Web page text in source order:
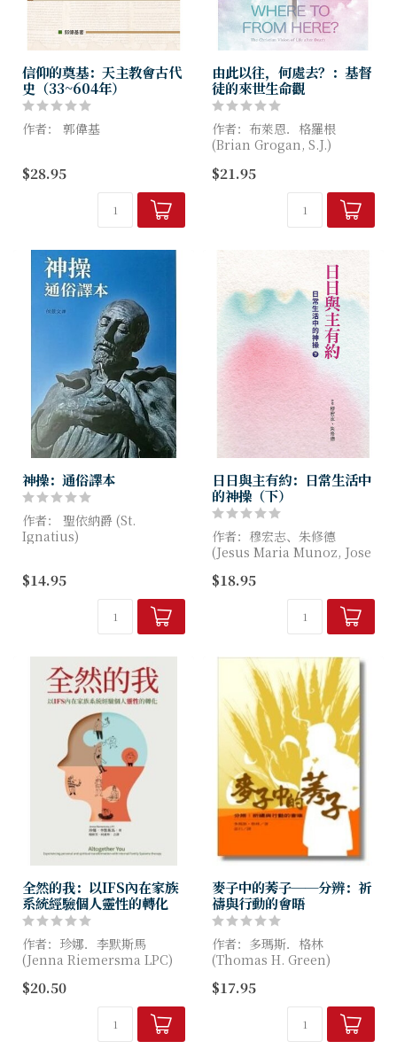
信仰的奠基：天主教會古代
史（33~604年）
作者： 郭偉基
十二位門徒發展至今，全球已
約有23億的追隨者。然而，兩
千多年來的教會歷史中，基督
徒的面貌千變萬化。本書闡述
$28.95
由此以往，何處去？：基督
徒的來世生命觀
作者：布萊恩．格羅根
(Brian Grogan, S.J.)
末世論，一如作者所言，已因
內部裝修，暫停營業有時。這
本書添置新的洞見與圖像，重
新開張，其中...
$21.95
神操：通俗譯本
作者： 聖依納爵 (St.
Ignatius)
受使用者青睞。隨著依納爵靈
修的發展，許多帶領神操者建
議修訂，好能更幫助使用者...
$14.95
日日與主有約：日常生活中
的神操（下）
作者：穆宏志、朱修德
(Jesus Maria Munoz, Jose
本書作者穆宏志、朱修德以依
納爵的《神操》為依歸，為...
$18.95
全然的我：以IFS內在家族
系統經驗個人靈性的轉化
作者：珍娜．李默斯馬
(Jenna Riemersma LPC)
本書融合內在家族系統
（Internal Family
Systems, IFS）與基督信...
$20.50
麥子中的莠子──分辨：祈
禱與行動的會晤
作者：多瑪斯．格林
(Thomas H. Green)
作者首先探索了新舊約中先
知、洗者約翰、保祿及耶穌的
言行，以闡釋「分辨」的意
義，並進一步介紹分辨的先...
$17.95